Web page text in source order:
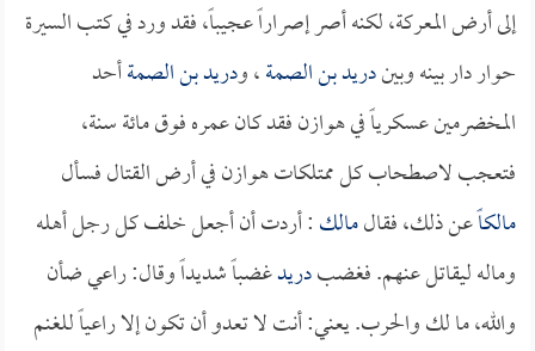
إلى أرض المعركة، لكنه أصر إصراراً عجيباً، فقد ورد في كتب السيرة
حوار دار بينه وبيندريد بن الصمة، ودريد بن الصمةأحد
المخضرمين عسكرياً في هوازن فقد كان عمره فوق مائة سنة،
فتعجب لاصطحاب كل ممتلكات هوازن في أرض القتال فسأل
مالكاًعن ذلك، فقالمالك: أردت أن أجعل خلف كل رجل أهله
وماله ليقاتل عنهم. فغضبدريدغضباً شديداً وقال: راعي ضأن
والله، ما لك والحرب. يعني: أنت لا تعدو أن تكون إلا راعياً للغنم